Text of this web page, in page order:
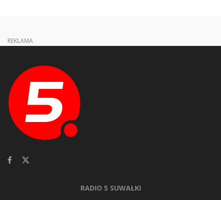
REKLAMA
RADIO 5 SUWAŁKI